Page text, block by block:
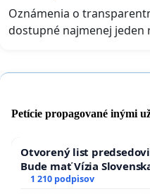
Oznámenia o
dostupné najmenej jeden
Petície propagované inými
Otvorený list
Bude mať Vízia
1 210 podpisov